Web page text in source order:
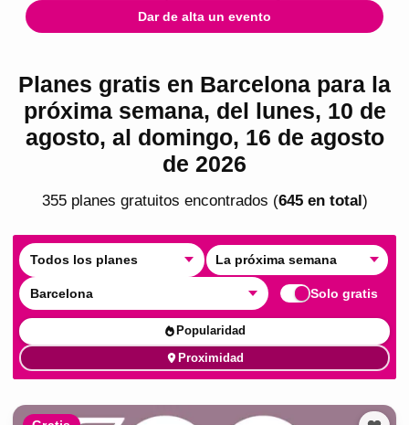
Dar de alta un evento
Planes gratis en Barcelona para la
próxima semana, del lunes, 10 de
agosto, al domingo, 16 de agosto
de 2026
355planes gratuitos encontrados (645en total )
Todos los planes La próxima semana
Barcelona Solo gratis
Popularidad
Proximidad